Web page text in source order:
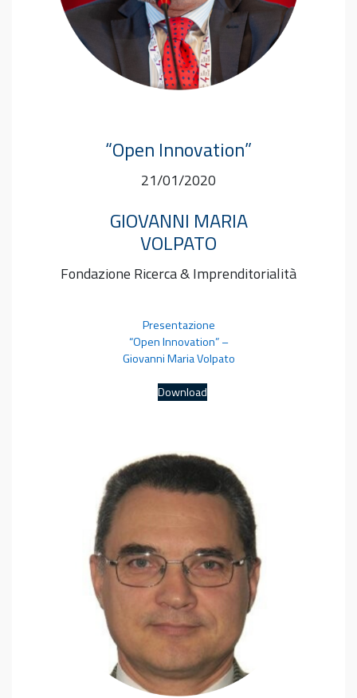
“Open Innovation”
21/01/2020
GIOVANNI MARIA
VOLPATO
Fondazione Ricerca & Imprenditorialità
Presentazione
“Open Innovation” –
Giovanni Maria Volpato
Download